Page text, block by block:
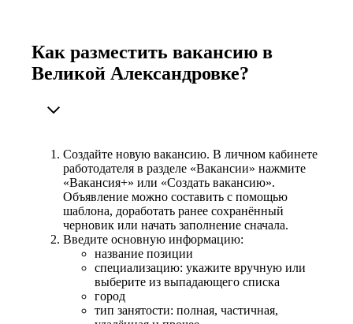
Как разместить вакансию в
Великой Александровке?
Создайте новую вакансию. В личном кабинете
работодателя в разделе «Вакансии» нажмите
«Вакансия+» или «Создать вакансию».
Объявление можно составить с помощью
шаблона, доработать ранее сохранённый
черновик или начать заполнение сначала.
Введите основную информацию:
название позиции
специализацию: укажите вручную или
выберите из выпадающего списка
город
тип занятости: полная, частичная,